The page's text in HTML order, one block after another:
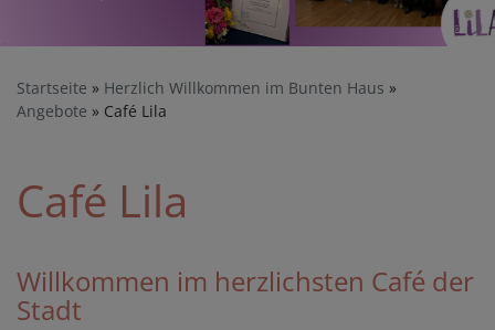
Startseite
Herzlich Willkommen im Bunten Haus
Angebote
Café Lila
Café Lila
Willkommen im herzlichsten Café der
Stadt